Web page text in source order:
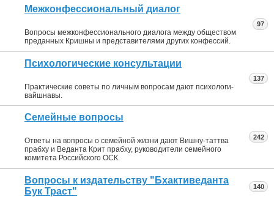
Межконфессиональный диалог
Вопросы межконфессионального диалога между обществом
преданных Кришны и представителями других конфессий.
97
Психологические консультации
Практические советы по личным вопросам дают психологи-
вайшнавы.
137
Семейные вопросы
Ответы на вопросы о семейной жизни дают Вишну-таттва
прабху и Веданта Крит прабху, руководители семейного
комитета Российского ОСК.
242
Вопросы к издательству "Бхактиведанта
Бук Траст"
140